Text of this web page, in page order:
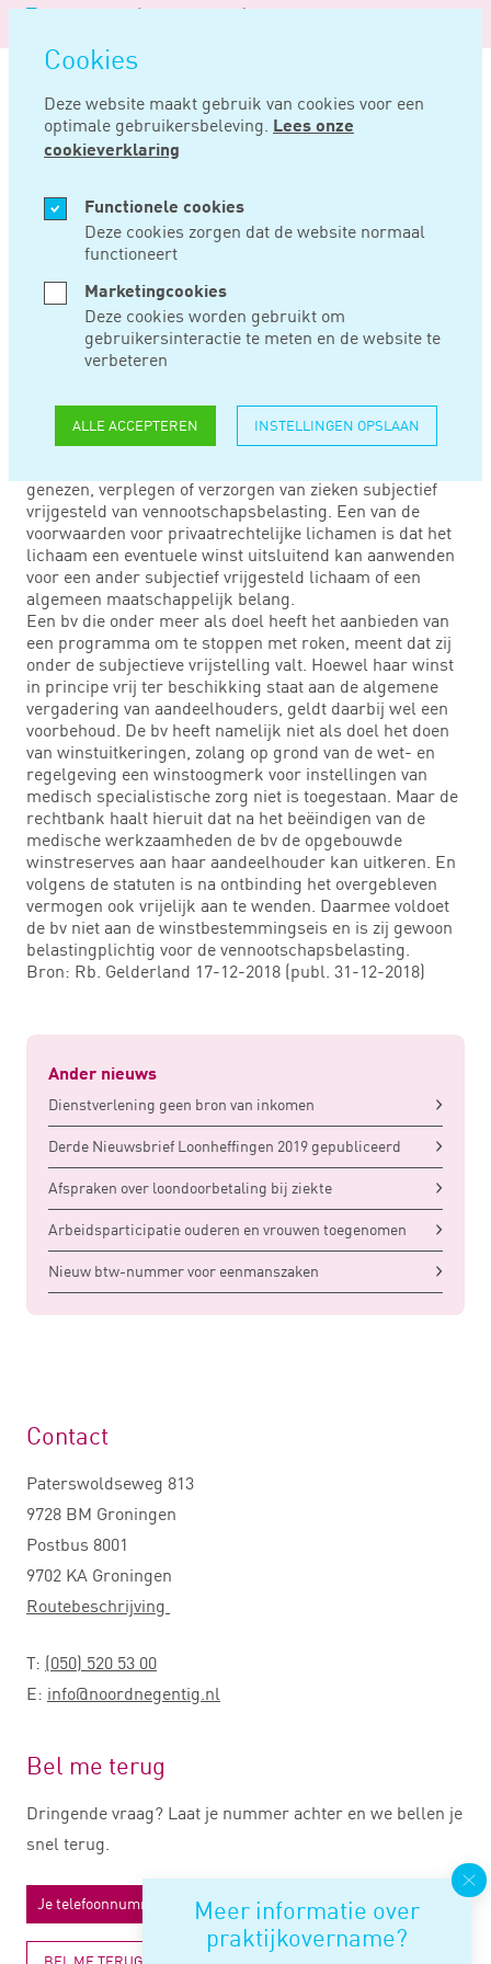
overslaan
Cookies
Deze website maakt gebruik van cookies voor een
optimale gebruikersbeleving. Lees onze
cookieverklaring
Functionele cookies
Deze cookies zorgen dat de website normaal
functioneert
Marketingcookies
Deze cookies worden gebruikt om
gebruikersinteractie te meten en de website te
verbeteren
ALLE ACCEPTEREN INSTELLINGEN OPSLAAN
Logo
Noord
Negentig
Home Nieuws Voorlopig uitkeringsverbod onvoldoende
JAN 03, 2019
VOORLOPIG
UITKERINGSVERBOD
ONVOLDOENDE
Onder voorwaarden zijn lichamen waarvan de
genezen, verplegen of verzorgen van zieken subjectief
vrijgesteld van vennootschapsbelasting. Een van de
voorwaarden voor privaatrechtelijke lichamen is dat het
lichaam een eventuele winst uitsluitend kan aanwenden
voor een ander subjectief vrijgesteld lichaam of een
algemeen maatschappelijk belang.
Een bv die onder meer als doel heeft het aanbieden van
een programma om te stoppen met roken, meent dat zij
onder de subjectieve vrijstelling valt. Hoewel haar winst
in principe vrij ter beschikking staat aan de algemene
vergadering van aandeelhouders, geldt daarbij wel een
voorbehoud. De bv heeft namelijk niet als doel het doen
van winstuitkeringen, zolang op grond van de wet- en
regelgeving een winstoogmerk voor instellingen van
medisch specialistische zorg niet is toegestaan. Maar de
rechtbank haalt hieruit dat na het beëindigen van de
medische werkzaamheden de bv de opgebouwde
winstreserves aan haar aandeelhouder kan uitkeren. En
volgens de statuten is na ontbinding het overgebleven
vermogen ook vrijelijk aan te wenden. Daarmee voldoet
de bv niet aan de winstbestemmingseis en is zij gewoon
belastingplichtig voor de vennootschapsbelasting.
Bron: Rb. Gelderland 17-12-2018 (publ. 31-12-2018)
Ander nieuws
Dienstverlening geen bron van inkomen
Derde Nieuwsbrief Loonheffingen 2019 gepubliceerd
Afspraken over loondoorbetaling bij ziekte
Arbeidsparticipatie ouderen en vrouwen toegenomen
Nieuw btw-nummer voor eenmanszaken
Meer informatie over
praktijkovername?
Contact
Paterswoldseweg 813
9728 BM Groningen
Postbus 8001
9702 KA Groningen
Routebeschrijving
T: (050) 520 53 00
E: info@noordnegentig.nl
Bel me terug
Dringende vraag? Laat je nummer achter en we bellen je
snel terug.